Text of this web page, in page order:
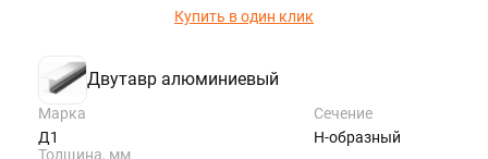
Купить в один клик
Двутавр алюминиевый
Марка
Д1
Сечение
Н-образный
Толщина, мм